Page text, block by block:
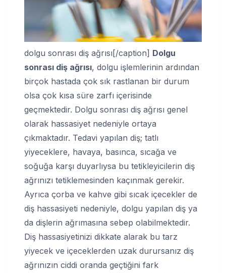
dolgu sonrası diş ağrısı[/caption] Dolgu
sonrası diş ağrısı, dolgu işlemlerinin ardından
birçok hastada çok sık rastlanan bir durum
olsa çok kısa süre zarfı içerisinde
geçmektedir. Dolgu sonrası diş ağrısı genel
olarak hassasiyet nedeniyle ortaya
çıkmaktadır. Tedavi yapılan diş; tatlı
yiyeceklere, havaya, basınca, sıcağa ve
soğuğa karşı duyarlıysa bu tetikleyicilerin diş
ağrınızı tetiklemesinden kaçınmak gerekir.
Ayrıca çorba ve kahve gibi sıcak içecekler de
diş hassasiyeti nedeniyle, dolgu yapılan diş ya
da dişlerin ağrımasına sebep olabilmektedir.
Diş hassasiyetinizi dikkate alarak bu tarz
yiyecek ve içeceklerden uzak durursanız diş
ağrınızın ciddi oranda geçtiğini fark